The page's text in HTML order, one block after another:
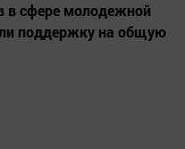
в сфере молодежной
поддержку на общую